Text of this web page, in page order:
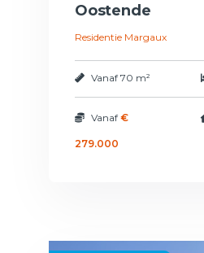
Oostende
Residentie Margaux
Vanaf 70 m²
Vanaf €
279.000